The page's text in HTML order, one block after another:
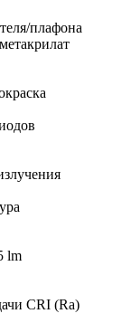
плафона
lm
CRI (Ra)